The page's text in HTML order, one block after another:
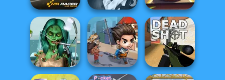
Parking Fury 3D:
Beach City 2
Manga Creator
Vampire Hunter
P...
Mr. Racer